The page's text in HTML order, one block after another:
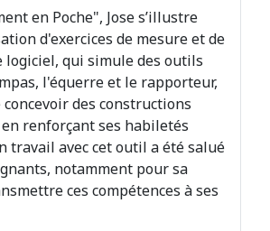
en Poche", Jose s’illustre
d'exercices de mesure et de
logiciel, qui simule des outils
l'équerre et le rapporteur,
des constructions
renforçant ses habiletés
travail avec cet outil a été salué
notamment pour sa
ces compétences à ses